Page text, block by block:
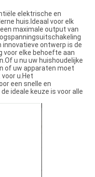
elektrische en
huis.Ideaal voor elk
maximale output van
ontwerp is de
voor elke behoefte aan
u nu uw huishoudelijke
of uw apparaten moet
u.Het
een snelle en
ideale keuze is voor alle